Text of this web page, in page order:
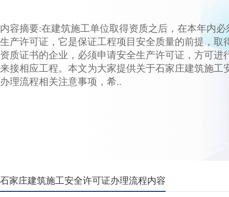
内容摘要:在建筑施工单位取得资质之后，在本年内必
生产许可证，它是保证工程项目安全质量的前提，取
资质证书的企业，必须申请安全生产许可证，方可进
来接相应工程。本文为大家提供关于石家庄建筑施工
办理流程相关注意事项，希..
石家庄建筑施工安全许可证办理流程内容